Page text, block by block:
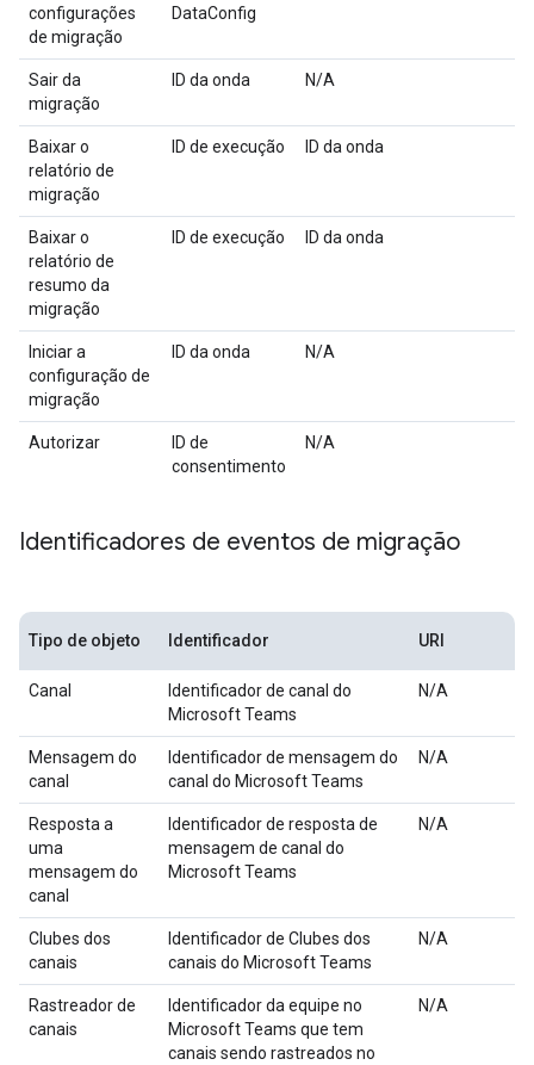
configurações
de migração
DataConfig
Sair da
migração
ID da onda N/A
Baixar o
relatório de
migração
ID de execução ID da onda
Baixar o
relatório de
resumo da
migração
ID de execução ID da onda
Iniciar a
configuração de
migração
ID da onda N/A
Autorizar
ID de
consentimento
N/A
Identificadores de eventos de migração
Tipo de objeto Identificador URI
Canal
Identificador de canal do
Microsoft Teams
N/A
Mensagem do
canal
Identificador de mensagem do
canal do Microsoft Teams
N/A
Resposta a
uma
mensagem do
canal
Identificador de resposta de
mensagem de canal do
Microsoft Teams
N/A
Clubes dos
canais
Identificador de Clubes dos
canais do Microsoft Teams
N/A
Rastreador de
canais
Identificador da equipe no
Microsoft Teams que tem
canais sendo rastreados no
N/A